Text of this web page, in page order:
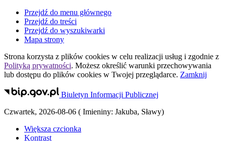
Przejdź do menu głównego
Przejdź do treści
Przejdź do wyszukiwarki
Mapa strony
Strona korzysta z plików cookies w celu realizacji usług i zgodnie z
Polityką prywatności. Możesz określić warunki przechowywania
lub dostępu do plików cookies w Twojej przeglądarce. Zamknij
Biuletyn Informacji Publicznej
Czwartek, 2026-08-06 ( Imieniny: Jakuba, Sławy)
Większa czcionka
Kontrast